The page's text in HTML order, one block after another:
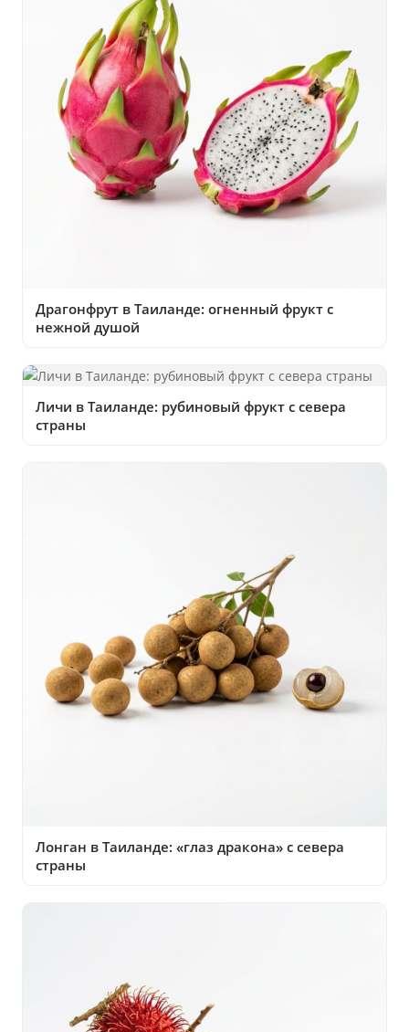
Драгонфрут в Таиланде: огненный фрукт с
нежной душой
Личи в Таиланде: рубиновый фрукт с севера
страны
Лонган в Таиланде: «глаз дракона» с севера
страны